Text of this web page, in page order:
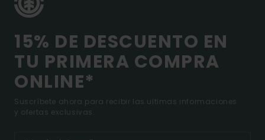
15% DE DESCUENTO EN
TU PRIMERA COMPRA
ONLINE*
Suscríbete ahora para recibir las ultimas informaciones
y ofertas exclusivas.